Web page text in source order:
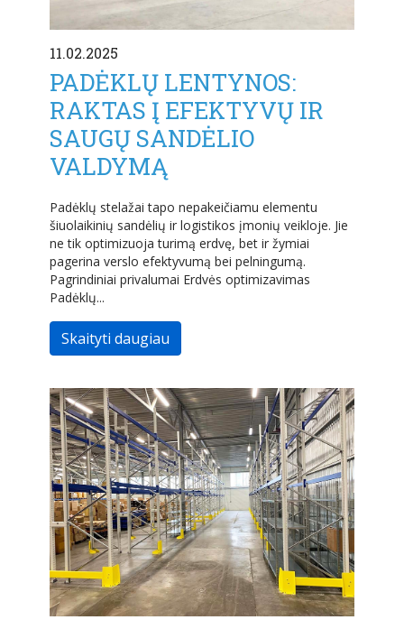
11.02.2025
PADĖKLŲ LENTYNOS:
RAKTAS Į EFEKTYVŲ IR
SAUGŲ SANDĖLIO
VALDYMĄ
Padėklų stelažai tapo nepakeičiamu elementu
šiuolaikinių sandėlių ir logistikos įmonių veikloje. Jie
ne tik optimizuoja turimą erdvę, bet ir žymiai
pagerina verslo efektyvumą bei pelningumą.
Pagrindiniai privalumai Erdvės optimizavimas
Padėklų...
Skaityti daugiau